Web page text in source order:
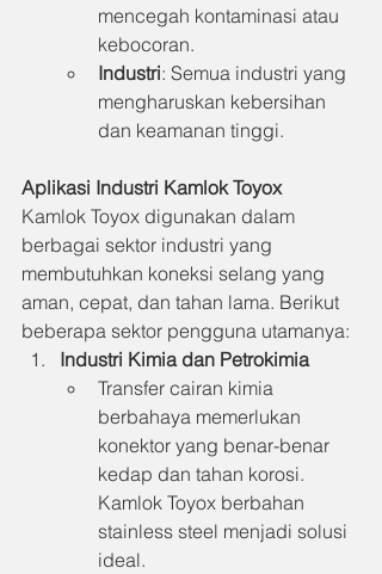
mencegah kontaminasi atau
kebocoran.
Industri: Semua industri yang
mengharuskan kebersihan
dan keamanan tinggi.
Aplikasi Industri Kamlok Toyox
Kamlok Toyox digunakan dalam
berbagai sektor industri yang
membutuhkan koneksi selang yang
aman, cepat, dan tahan lama. Berikut
beberapa sektor pengguna utamanya:
Industri Kimia dan Petrokimia
Transfer cairan kimia
berbahaya memerlukan
konektor yang benar-benar
kedap dan tahan korosi.
Kamlok Toyox berbahan
stainless steel menjadi solusi
ideal.